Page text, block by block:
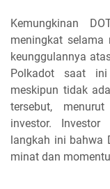
Kemungkinan
meningkat selama
keunggulannya
Polkadot saat
meskipun tidak
tersebut,
investor.
langkah ini bahwa
minat dan